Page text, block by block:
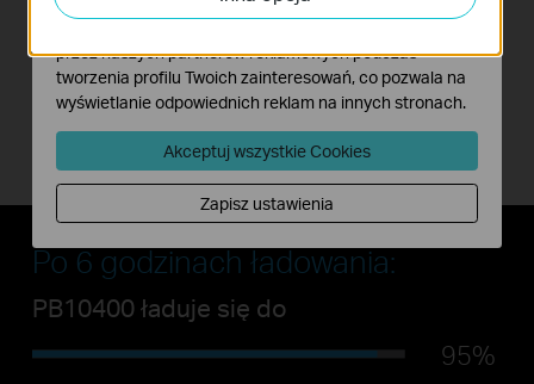
Po 6 godzinach ładowania:
PB10400 ładuje się do
95%
przez naszych partnerów reklamowych podczas
tworzenia profilu Twoich zainteresowań, co pozwala na
wyświetlanie odpowiednich reklam na innych stronach.
Akceptuj wszystkie Cookies
Zapisz ustawienia